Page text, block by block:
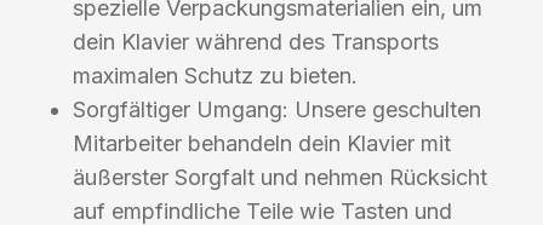
spezielle Verpackungsmaterialien ein, um
dein Klavier während des Transports
maximalen Schutz zu bieten.
Sorgfältiger Umgang: Unsere geschulten
Mitarbeiter behandeln dein Klavier mit
äußerster Sorgfalt und nehmen Rücksicht
auf empfindliche Teile wie Tasten und